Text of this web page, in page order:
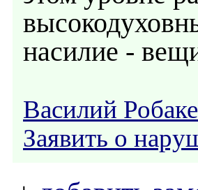
насилие -
Василий
Заявить о